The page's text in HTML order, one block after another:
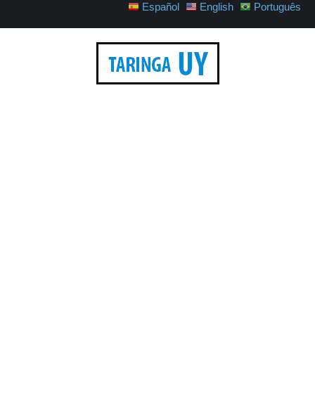
Español English Português